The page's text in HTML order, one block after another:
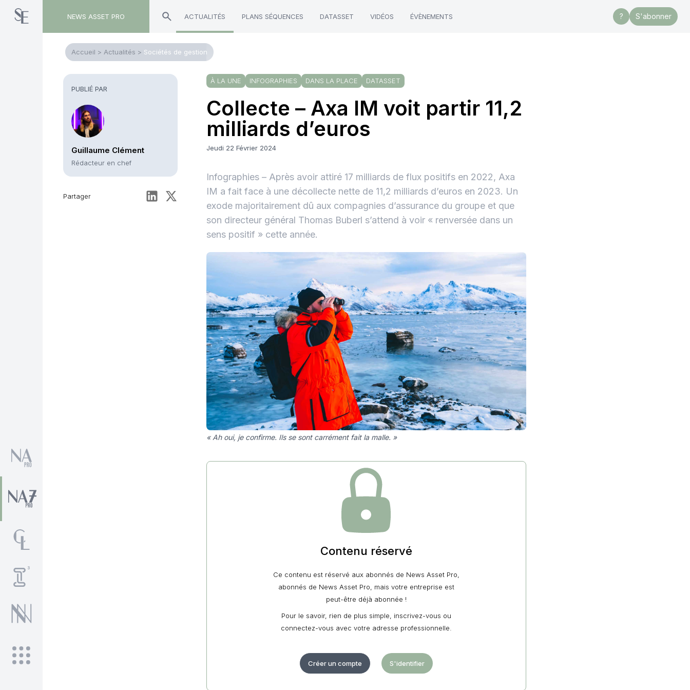
NEWS ASSET PRO ACTUALITÉS PLANS SÉQUENCES DATASSET VIDÉOS ÉVÈNEMENTS ? S'abonner
Accueil > Actualités > Sociétés de gestion
PUBLIÉ PAR
Guillaume Clément
Rédacteur en chef
Partager
À LA UNE INFOGRAPHIES DANS LA PLACE DATASSET
Collecte – Axa IM voit partir 11,2
milliards d’euros
Jeudi 22 Février 2024
Infographies – Après avoir attiré 17 milliards de flux positifs en 2022, Axa
IM a fait face à une décollecte nette de 11,2 milliards d’euros en 2023. Un
exode majoritairement dû aux compagnies d’assurance du groupe et que
son directeur général Thomas Buberl s’attend à voir « renversée dans un
sens positif » cette année.
« Ah oui, je confirme. Ils se sont carrément fait la malle. »
Contenu réservé
Ce contenu est réservé aux abonnés de News Asset Pro,
abonnés de News Asset Pro, mais votre entreprise est
peut-être déjà abonnée !
Pour le savoir, rien de plus simple, inscrivez-vous ou
connectez-vous avec votre adresse professionnelle.
Créer un compte S'identifier